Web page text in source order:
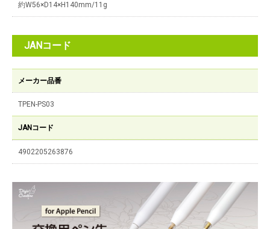
約W56×D14×H140mm/11g
JANコード
メーカー品番
TPEN-PS03
JANコード
4902205263876